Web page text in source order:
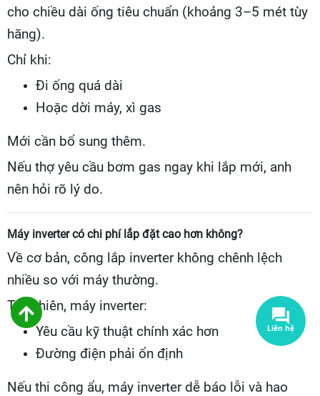
cho chiều dài ống tiêu chuẩn (khoảng 3–5 mét tùy
hãng).
Chỉ khi:
Đi ống quá dài
Hoặc dời máy, xì gas
Mới cần bổ sung thêm.
Nếu thợ yêu cầu bơm gas ngay khi lắp mới, anh
nên hỏi rõ lý do.
Máy inverter có chi phí lắp đặt cao hơn không?
Về cơ bản, công lắp inverter không chênh lệch
nhiều so với máy thường.
Tuy nhiên, máy inverter:
Yêu cầu kỹ thuật chính xác hơn
Đường điện phải ổn định
Nếu thi công ẩu, máy inverter dễ báo lỗi và hao